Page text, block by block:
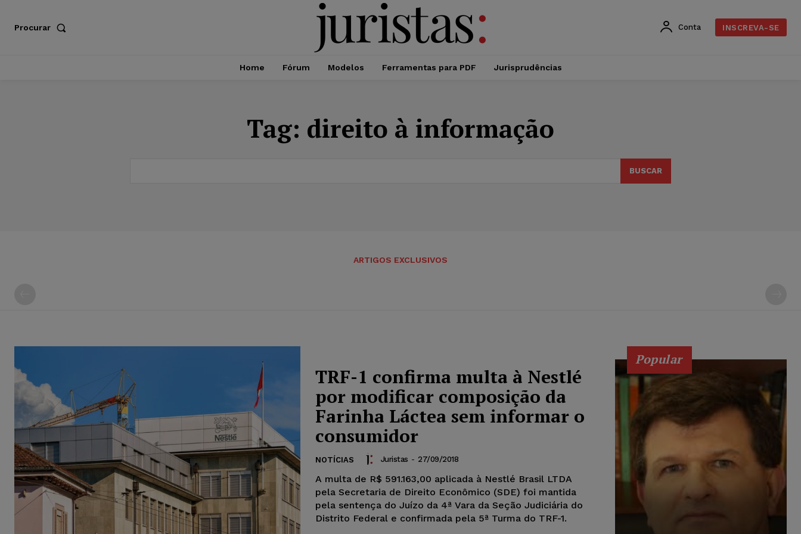
Procurar Conta INSCREVA-SE
Home Fórum Modelos Ferramentas para PDF Jurisprudências
Tag: direito à informação
BUSCAR
ARTIGOS EXCLUSIVOS
TRF-1 confirma multa à Nestlé
por modificar composição da
Farinha Láctea sem informar o
consumidor
NOTÍCIAS Juristas - 27/09/2018
A multa de R$ 591.163,00 aplicada à Nestlé Brasil LTDA
pela Secretaria de Direito Econômico (SDE) foi mantida
pela sentença do Juízo da 4ª Vara da Seção Judiciária do
Distrito Federal e confirmada pela 5ª Turma do TRF-1.
Popular